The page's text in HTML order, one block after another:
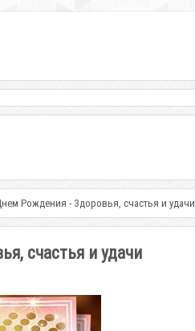
Рождения - Здоровья, счастья и удачи
счастья и удачи